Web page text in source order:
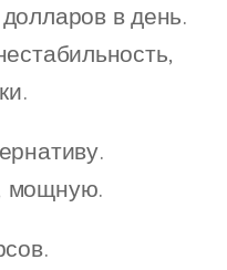
в день.
мощную.